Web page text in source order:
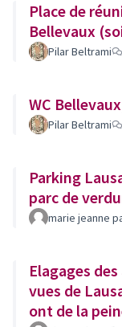
Place de
Bellevaux
Pilar Beltrami
WC
Pilar Beltrami
Parking
parc de
marie jeanne
Elagages
vues de
ont de la